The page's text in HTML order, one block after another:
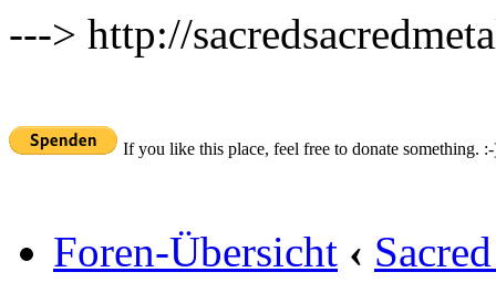
---> http://
If you like this place, feel free to donate something.
Foren-Übersicht ‹